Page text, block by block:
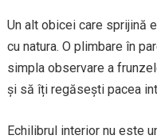
Un alt obicei care sprijină
cu natura. O plimbare în
simpla observare a
și să îți regăsești pacea
Echilibrul interior nu este